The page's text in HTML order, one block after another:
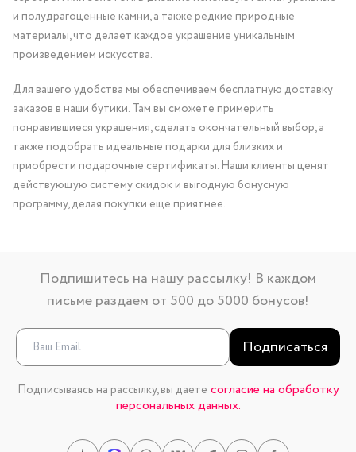
и полудрагоценные камни, а также редкие природные
материалы, что делает каждое украшение уникальным
произведением искусства.
Для вашего удобства мы обеспечиваем бесплатную доставку
заказов в наши бутики. Там вы сможете примерить
понравившиеся украшения, сделать окончательный выбор, а
также подобрать идеальные подарки для близких и
приобрести подарочные сертификаты. Наши клиенты ценят
действующую систему скидок и выгодную бонусную
программу, делая покупки еще приятнее.
Подпишитесь на нашу рассылку! В каждом
письме раздаем от 500 до 5000 бонусов!
Подписаться
Подписываясь на рассылку, вы даете согласие на обработку
персональных данных.